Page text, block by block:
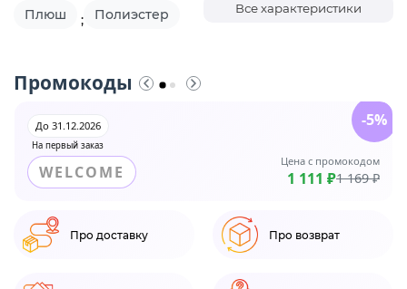
Плюш ; Полиэстер Все характеристики
Промокоды
На первый заказ
До 31.12.2026
WELCOME
Цена с промокодом
1 111 ₽1 169 ₽
-5%
Про доставку Про возврат